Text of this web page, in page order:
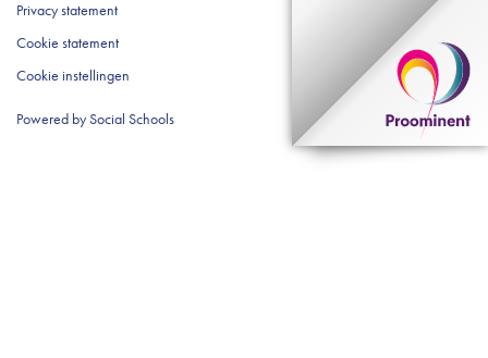
Privacy statement
Cookie statement
Cookie instellingen
Powered bySocial Schools